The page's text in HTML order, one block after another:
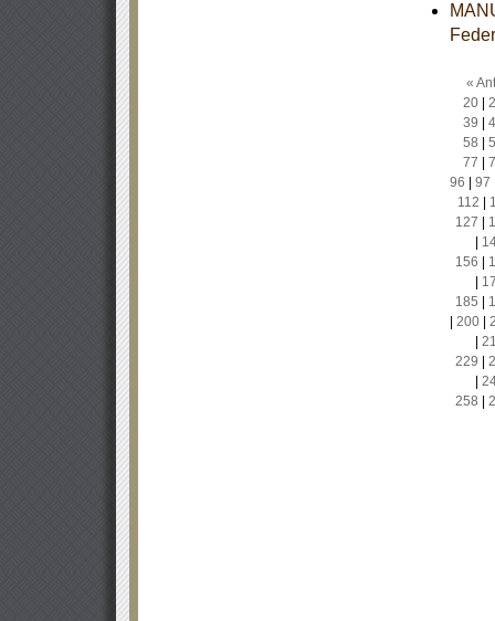
«
20|
39
58
77
96
97
112
127
156
185
200|
229
258